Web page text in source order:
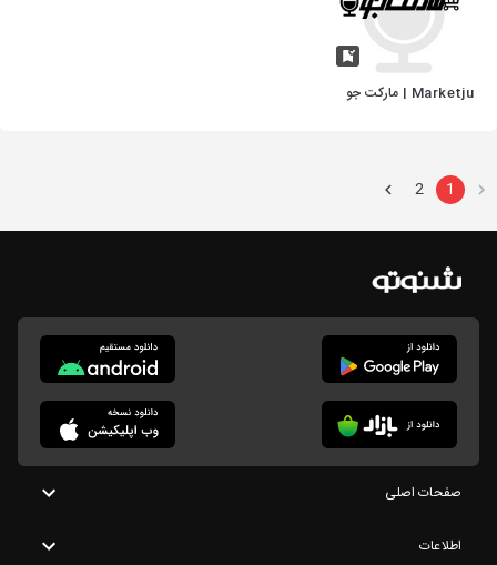
Marketju | مارکت جو
1
2
صفحات اصلی
اطلاعات